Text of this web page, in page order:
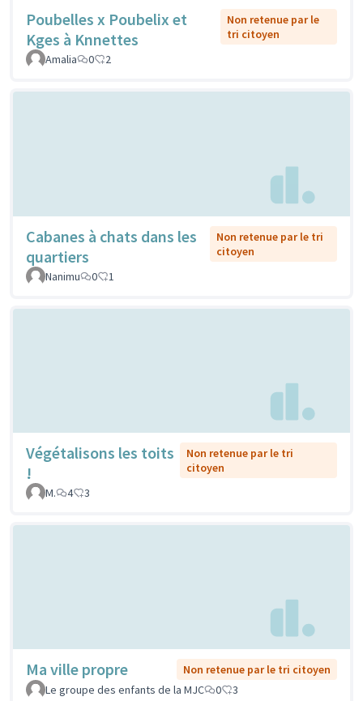
Poubelles x Poubelix et
Kges à Knnettes
Non retenue par le
tri citoyen
Amalia
0 2
Cabanes à chats dans les
quartiers
Non retenue par le tri
citoyen
Nanimu
0 1
Végétalisons les toits
!
Non retenue par le tri
citoyen
M.
4 3
Ma ville propre
Non retenue par le tri citoyen
Le groupe des enfants de la MJC
0 3